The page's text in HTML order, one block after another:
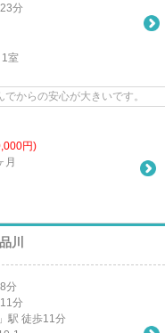
分
1室
からの安心が大きいです。
円)
月
川
分
分
」駅 徒歩11分